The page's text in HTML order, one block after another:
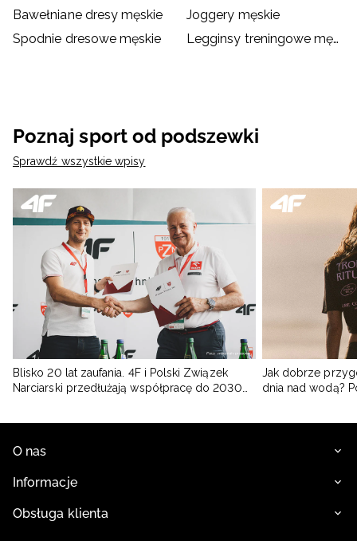
Bawełniane dresy męskie
Joggery męskie
Spodnie dresowe męskie
Legginsy treningowe męskie
Poznaj sport od podszewki
Sprawdź wszystkie wpisy
Blisko 20 lat zaufania. 4F i Polski Związek
Narciarski przedłużają współpracę do 2030
Jak dobrze
dnia nad wodą?
O nas
Informacje
Obsługa klienta